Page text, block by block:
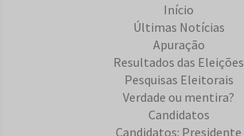
Início
Últimas Notícias
Apuração
Resultados das Eleições
Pesquisas Eleitorais
Verdade ou mentira?
Candidatos
Candidatos: Presidente